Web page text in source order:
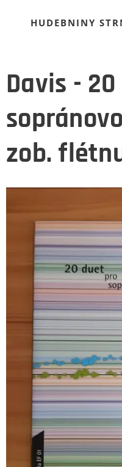
HUDEBNINY
Davis -
zob.